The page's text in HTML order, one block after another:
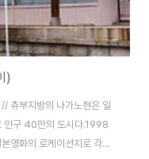
)
츄부지방의 나가노현은 일
인구 40만의 도시다.1998
영화의 로케이션지로 각광